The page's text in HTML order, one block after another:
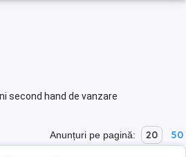
second hand de vanzare
Anunțuri pe pagină: 20 50